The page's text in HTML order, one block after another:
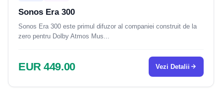
Sonos Era 300
Sonos Era 300 este primul difuzor al companiei construit de la
zero pentru Dolby Atmos Mus...
EUR 449.00 Vezi Detalii